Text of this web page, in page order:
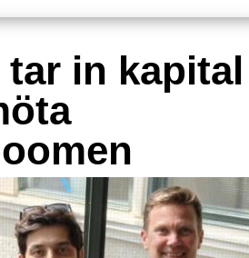
tar in kapital